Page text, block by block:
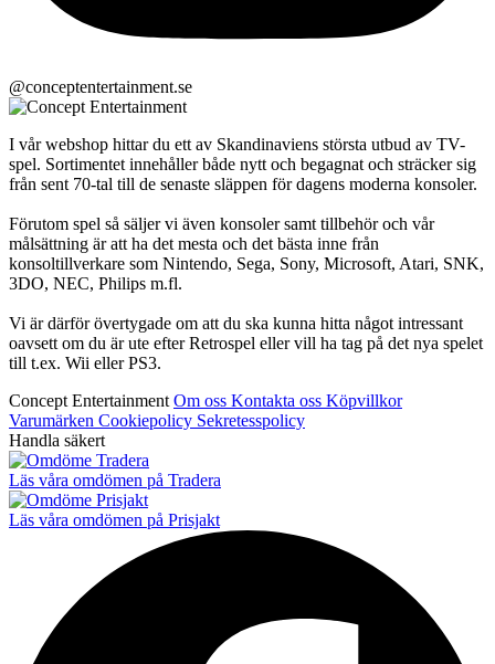
@conceptentertainment.se
I vår webshop hittar du ett av Skandinaviens största utbud av TV-
spel. Sortimentet innehåller både nytt och begagnat och sträcker sig
från sent 70-tal till de senaste släppen för dagens moderna konsoler.
Förutom spel så säljer vi även konsoler samt tillbehör och vår
målsättning är att ha det mesta och det bästa inne från
konsoltillverkare som Nintendo, Sega, Sony, Microsoft, Atari, SNK,
3DO, NEC, Philips m.fl.
Vi är därför övertygade om att du ska kunna hitta något intressant
oavsett om du är ute efter Retrospel eller vill ha tag på det nya spelet
till t.ex. Wii eller PS3.
Concept Entertainment Om oss Kontakta oss Köpvillkor
Varumärken Cookiepolicy Sekretesspolicy
Handla säkert
Läs våra omdömen på Tradera
Läs våra omdömen på Prisjakt